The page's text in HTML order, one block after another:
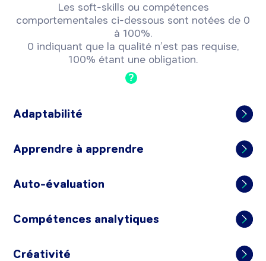
Les soft-skills ou compétences
comportementales ci-dessous sont notées de 0
à 100%.
0 indiquant que la qualité n’est pas requise,
100% étant une obligation.
?
Adaptabilité
Apprendre à apprendre
Auto-évaluation
Compétences analytiques
Créativité